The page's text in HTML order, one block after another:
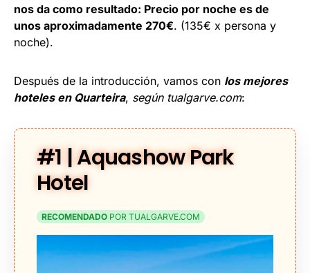
nos da como resultado: Precio por noche es de
unos aproximadamente 270€. (135€ x persona y
noche).
Después de la introducción, vamos con los mejores
hoteles en Quarteira, según tualgarve.com:
#1 | Aquashow Park
Hotel
RECOMENDADO POR TUALGARVE.COM